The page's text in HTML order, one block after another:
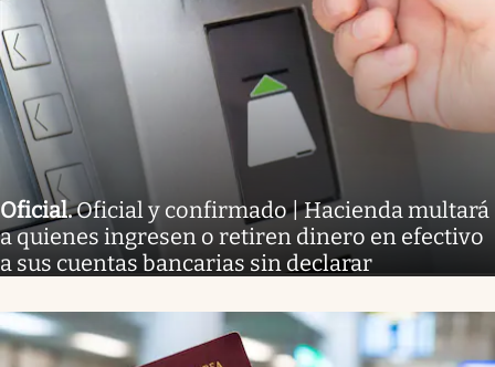
Oficial.Oficial y confirmado | Hacienda multará
a quienes ingresen o retiren dinero en efectivo
a sus cuentas bancarias sin declarar